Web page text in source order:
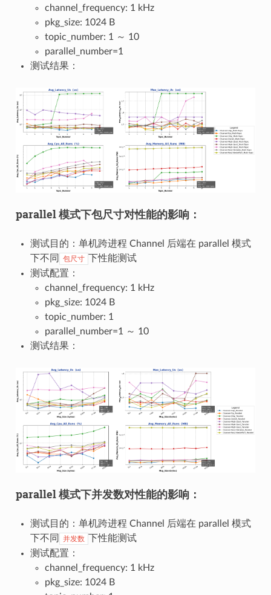
channel_frequency: 1 kHz
pkg_size: 1024 B
topic_number: 1 ～ 10
parallel_number=1
测试结果：
parallel 模式下包尺寸对性能的影响：
测试目的：单机跨进程 Channel 后端在 parallel 模式
下不同
包尺寸
下性能测试
测试配置：
channel_frequency: 1 kHz
pkg_size: 1024 B
topic_number: 1
parallel_number=1 ～ 10
测试结果：
parallel 模式下并发数对性能的影响：
测试目的：单机跨进程 Channel 后端在 parallel 模式
下不同
并发数
下性能测试
测试配置：
channel_frequency: 1 kHz
pkg_size: 1024 B